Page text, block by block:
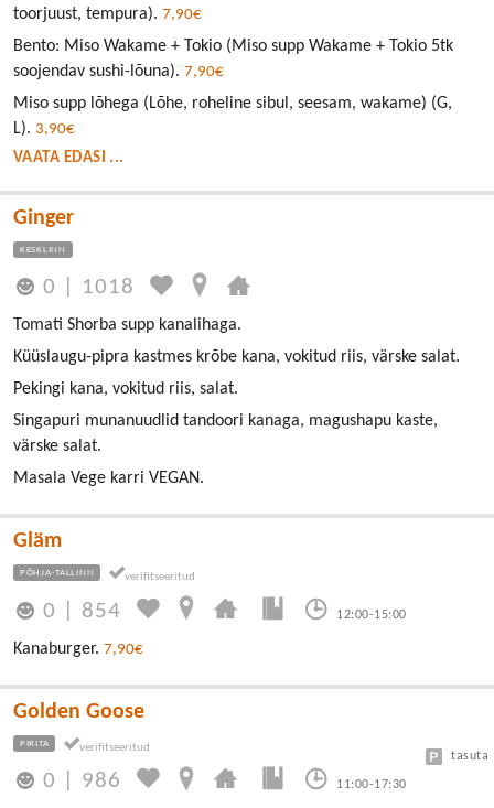
toorjuust, tempura). 7,90€
Bento: Miso Wakame + Tokio (Miso supp Wakame + Tokio 5tk
soojendav sushi-lõuna). 7,90€
Miso supp lõhega (Lõhe, roheline sibul, seesam, wakame) (G,
L). 3,90€
VAATA EDASI ...
Ginger
KESKLINN
0 1018
Tomati Shorba supp kanalihaga.
Küüslaugu-pipra kastmes krõbe kana, vokitud riis, värske salat.
Pekingi kana, vokitud riis, salat.
Singapuri munanuudlid tandoori kanaga, magushapu kaste,
värske salat.
Masala Vege karri VEGAN.
Gläm
PÕHJA-TALLINN
0 854 12:00-15:00
Kanaburger. 7,90€
Golden Goose
PIRITA
0 986 11:00-17:30
tasuta